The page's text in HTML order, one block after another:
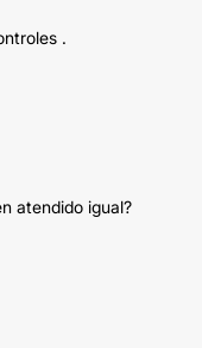
.
atendido igual?